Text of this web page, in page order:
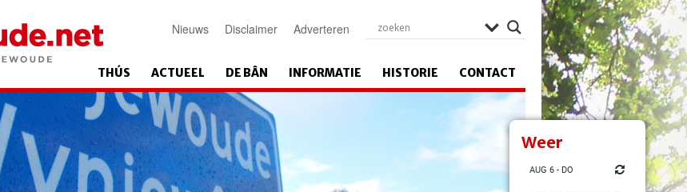
Weer
AUG 6 - DO
Nieuws Disclaimer Adverteren
THÚS ACTUEEL DE BÂN INFORMATIE HISTORIE CONTACT